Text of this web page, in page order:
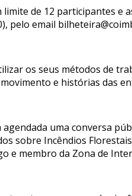
de 12 participantes e
pelo email
os seus métodos de
e histórias das
uma conversa
sobre Incêndios
e membro da Zona de